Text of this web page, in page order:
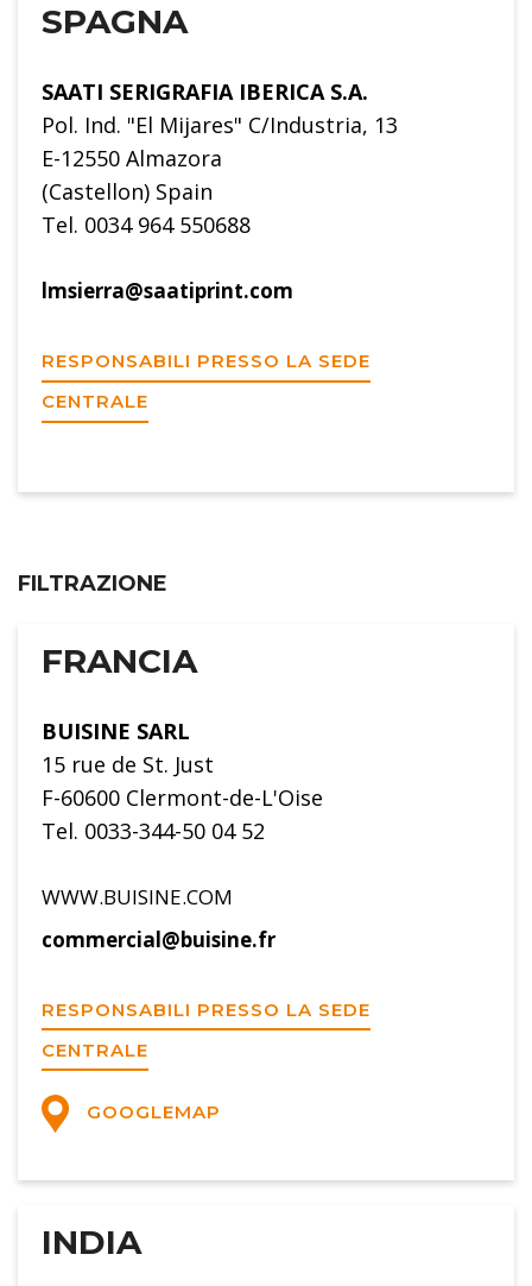
SPAGNA
SAATI SERIGRAFIA IBERICA S.A.
Pol. Ind. "El Mijares" C/Industria, 13
E-12550 Almazora
(Castellon) Spain
Tel. 0034 964 550688
lmsierra@saatiprint.com
RESPONSABILI PRESSO LA SEDE
CENTRALE
FILTRAZIONE
FRANCIA
BUISINE SARL
15 rue de St. Just
F-60600 Clermont-de-L'Oise
Tel. 0033-344-50 04 52
WWW.BUISINE.COM
commercial@buisine.fr
RESPONSABILI PRESSO LA SEDE
CENTRALE
GOOGLEMAP
INDIA